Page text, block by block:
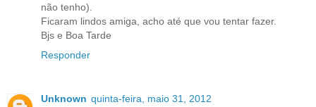
não tenho).
Ficaram lindos amiga, acho até que vou tentar fazer.
Bjs e Boa Tarde
Responder
Unknown quinta-feira, maio 31, 2012